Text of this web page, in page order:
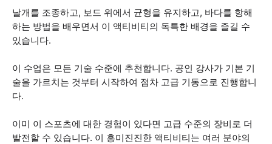
날개를 조종하고, 보드 위에서 균형을 유지하고, 바다를 항해
하는 방법을 배우면서 이 액티비티의 독특한 배경을 즐길 수
있습니다.
이 수업은 모든 기술 수준에 추천합니다. 공인 강사가 기본 기
술을 가르치는 것부터 시작하여 점차 고급 기동으로 진행합니
다.
이미 이 스포츠에 대한 경험이 있다면 고급 수준의 장비로 더
발전할 수 있습니다. 이 흥미진진한 액티비티는 여러 분야의